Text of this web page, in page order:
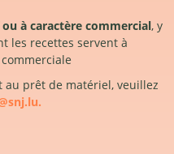
à caractère commercial, y
les recettes servent à
prêt de matériel, veuillez